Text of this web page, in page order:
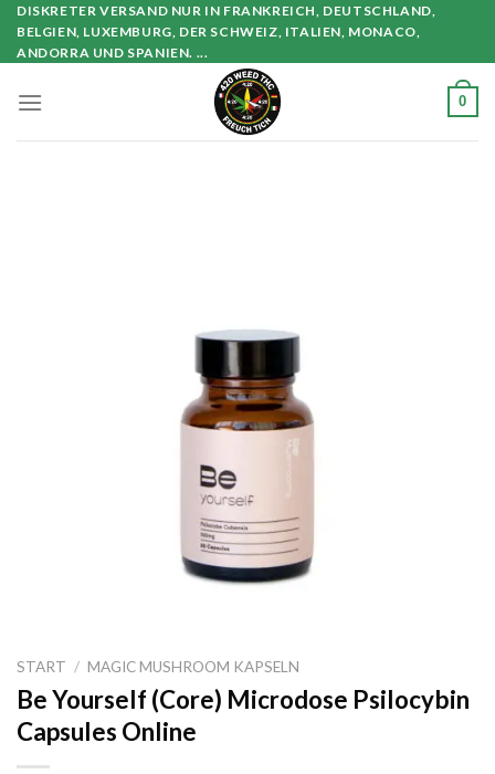
Zum
Inhalt
springen
DISKRETER VERSAND NUR IN FRANKREICH, DEUTSCHLAND,
BELGIEN, LUXEMBURG, DER SCHWEIZ, ITALIEN, MONACO,
ANDORRA UND SPANIEN. ...
0
START / MAGIC MUSHROOM KAPSELN
Be Yourself (Core) Microdose Psilocybin
Capsules Online